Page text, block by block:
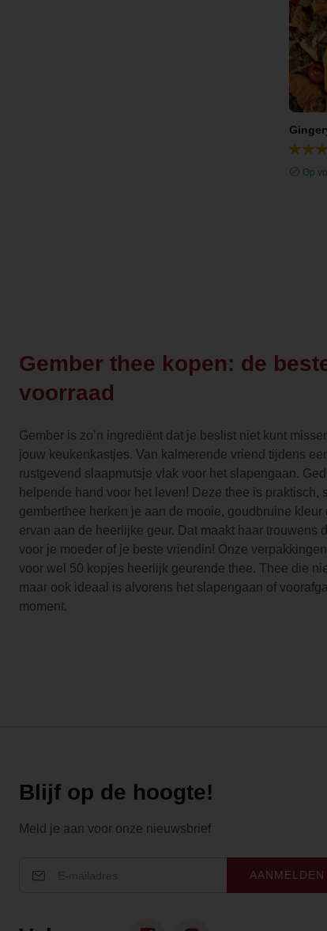
Op
Gember thee kopen: de
voorraad
Gember is zo’n ingrediënt dat je beslist niet kunt
jouw keukenkastjes. Van kalmerende vriend tijdens
rustgevend slaapmutsje vlak voor het slapengaan.
helpende hand voor het leven! Deze thee is praktisch,
gemberthee herken je aan de mooie, goudbruine
ervan aan de heerlijke geur. Dat maakt haar trouwens
voor je moeder of je beste vriendin! Onze
voor wel 50 kopjes heerlijk geurende thee. Thee die
maar ook ideaal is alvorens het slapengaan of
moment.
Blijf op de hoogte!
Meld je aan voor onze nieuwsbrief
AANMELDEN